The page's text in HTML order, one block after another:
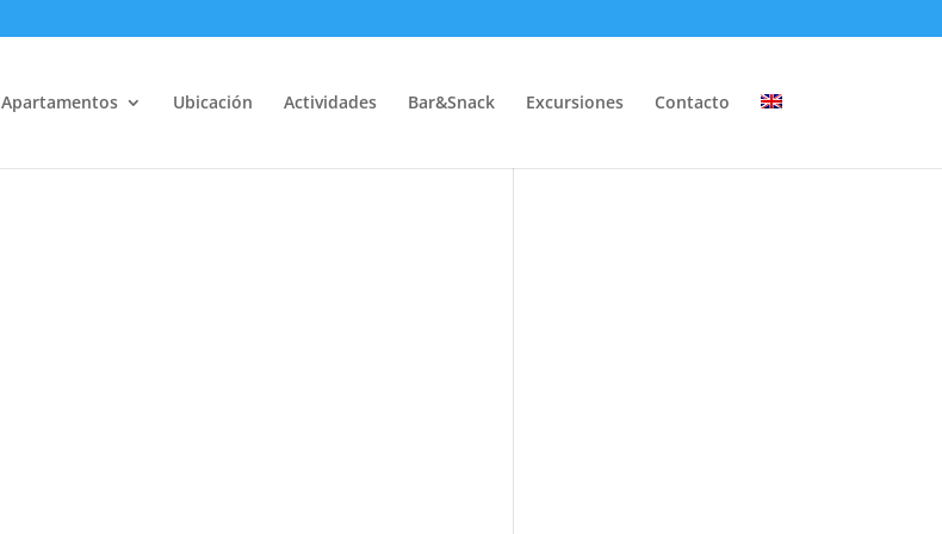
Apartamentos Ubicación Actividades Bar&Snack Excursiones Contacto